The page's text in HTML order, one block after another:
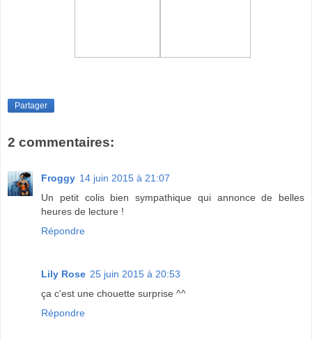
Partager
2 commentaires:
Froggy 14 juin 2015 à 21:07
Un petit colis bien sympathique qui annonce de belles
heures de lecture !
Répondre
Lily Rose 25 juin 2015 à 20:53
ça c'est une chouette surprise ^^
Répondre